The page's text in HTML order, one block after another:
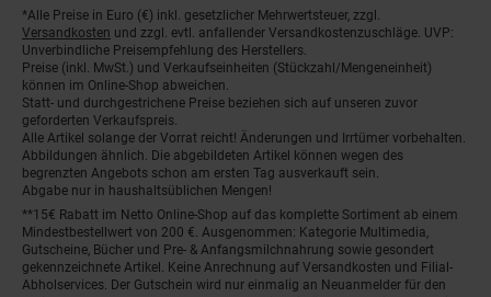
Fußnoten
*Alle Preise in Euro (€) inkl. gesetzlicher Mehrwertsteuer, zzgl.
Versandkosten und zzgl. evtl. anfallender Versandkostenzuschläge. UVP:
Unverbindliche Preisempfehlung des Herstellers.
Preise (inkl. MwSt.) und Verkaufseinheiten (Stückzahl/Mengeneinheit)
können im Online-Shop abweichen.
Statt- und durchgestrichene Preise beziehen sich auf unseren zuvor
geforderten Verkaufspreis.
Alle Artikel solange der Vorrat reicht! Änderungen und Irrtümer vorbehalten.
Abbildungen ähnlich. Die abgebildeten Artikel können wegen des
begrenzten Angebots schon am ersten Tag ausverkauft sein.
Abgabe nur in haushaltsüblichen Mengen!
**15€ Rabatt im Netto Online-Shop auf das komplette Sortiment ab einem
Mindestbestellwert von 200 €. Ausgenommen: Kategorie Multimedia,
Gutscheine, Bücher und Pre- & Anfangsmilchnahrung sowie gesondert
gekennzeichnete Artikel. Keine Anrechnung auf Versandkosten und Filial-
Abholservices. Der Gutschein wird nur einmalig an Neuanmelder für den